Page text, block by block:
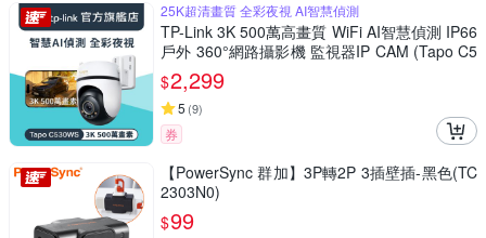
25K超清畫質 全彩夜視 AI智慧偵測
TP-Link 3K 500萬高畫質 WiFi AI智慧偵測 IP66
戶外 360°網路攝影機 監視器IP CAM (Tapo C5
30WS)
$2,299
5 (9)
券
【PowerSync 群加】3P轉2P 3插壁插-黑色(TC
2303N0)
$99